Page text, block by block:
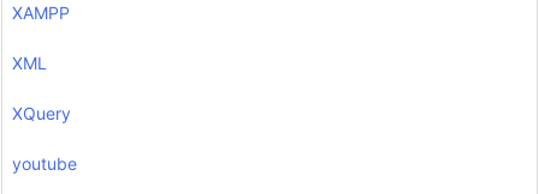
XAMPP
XML
XQuery
youtube